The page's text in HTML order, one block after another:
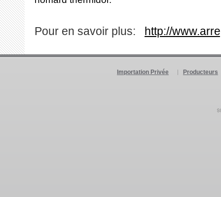
Pour en savoir plus: http://
Importation Privée Producteurs